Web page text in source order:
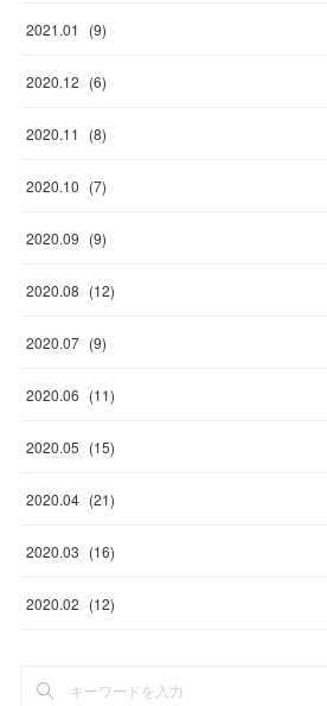
2021.01 (9)
2020.12 (6)
2020.11 (8)
2020.10 (7)
2020.09 (9)
2020.08 (12)
2020.07 (9)
2020.06 (11)
2020.05 (15)
2020.04 (21)
2020.03 (16)
2020.02 (12)